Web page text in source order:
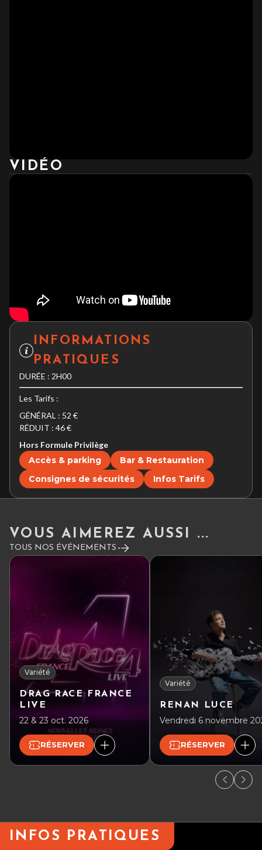
VIDÉO
INFORMATIONS
PRATIQUES
DURÉE : 2H00
Les Tarifs :
GÉNÉRAL : 52 €
RÉDUIT : 46 €
Hors Formule Privilège
Accès & parking
Bar & Restauration
Consignes de sécurités
Infos Tarifs
VOUS AIMEREZ AUSSI ...
TOUS NOS ÉVÉNEMENTS
Variété
DRAG RACE FRANCE
LIVE
22 & 23 oct. 2026
RÉSERVER
Variété
RENAN LUCE
Vendredi 6 novembre
RÉSERVER
INFOS PRATIQUES